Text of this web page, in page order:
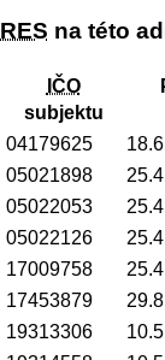
RES na této
IČO
subjektu
04179625
05021898
05022053
05022126
17009758
17453879
19313306